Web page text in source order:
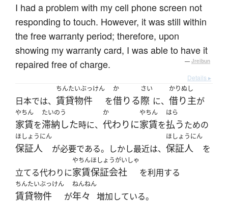
I had a problem with my cell phone screen not
responding to touch. However, it was still within
the free warranty period; therefore, upon
showing my warranty card, I was able to have it
repaired free of charge.
— Jreibun
Details ▸
日本では、
ちんたいぶっけん
賃貸物件 を
か
借りる
さい
際 に、
かりぬし
借り主が
やちん
家賃を
たいのう
滞納した時に、
か
代わりに
やちん
家賃を
はら
払うための
ほしょうにん
保証人 が必要である。しかし最近は、
ほしょうにん
保証人 を
立てる代わりに
やちんほしょうがいしゃ
家賃保証会社 を利用する
ちんたいぶっけん
賃貸物件 が
ねんねん
年々 増加している。